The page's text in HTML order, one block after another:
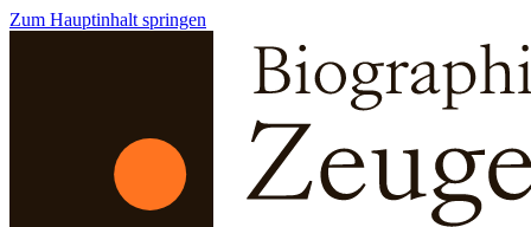
Zum Hauptinhalt springen